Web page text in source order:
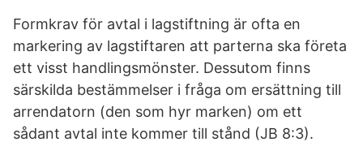
Formkrav för avtal i lagstiftning är ofta en
markering av lagstiftaren att parterna ska företa
ett visst handlingsmönster. Dessutom finns
särskilda bestämmelser i fråga om ersättning till
arrendatorn (den som hyr marken) om ett
sådant avtal inte kommer till stånd (JB 8:3).